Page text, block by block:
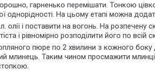
гарненько перемішати. Тонкою
однорідності. На цьому етапі можна
олії і поставити на вогонь. На розпечену
і рівномірно розподілити його по всій
пюре по 2 хвилини з кожного боку
млинець. Таким чином просмажити